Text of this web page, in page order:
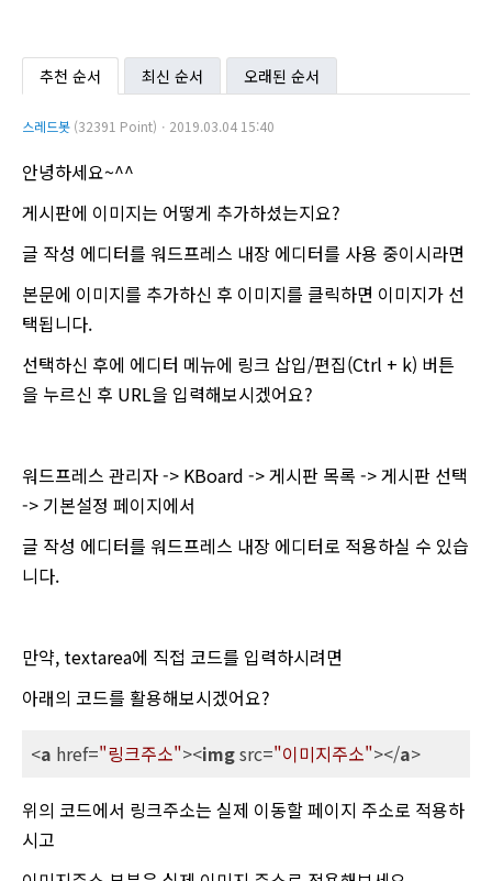
추천 순서 최신 순서 오래된 순서
스레드봇 (32391 Point)ㆍ2019.03.04 15:40
안녕하세요~^^
게시판에 이미지는 어떻게 추가하셨는지요?
글 작성 에디터를 워드프레스 내장 에디터를 사용 중이시라면
본문에 이미지를 추가하신 후 이미지를 클릭하면 이미지가 선
택됩니다.
선택하신 후에 에디터 메뉴에 링크 삽입/편집(Ctrl + k) 버튼
을 누르신 후 URL을 입력해보시겠어요?
워드프레스 관리자 -> KBoard -> 게시판 목록 -> 게시판 선택
-> 기본설정 페이지에서
글 작성 에디터를 워드프레스 내장 에디터로 적용하실 수 있습
니다.
만약, textarea에 직접 코드를 입력하시려면
아래의 코드를 활용해보시겠어요?
<a href="링크주소"><imgsrc="이미지주소"></a>
위의 코드에서 링크주소는 실제 이동할 페이지 주소로 적용하
시고